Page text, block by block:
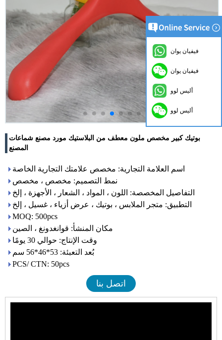
بوتيك كبير مخصص ملون معطف من البلاستيك مورد مصنع شماعات
المصنع
اسم العلامة التجارية: مخصص علامتك التجارية الخاصة
نمط التصميم: مخصص ، مخصص
التفاصيل المخصصة: اللون ، المواد ، الشعار ، الأجهزة ، إلخ
التطبيق: متجر الملابس ، بوتيك ، عرض أزياء ، غسيل ، إلخ
MOQ: 500pcs
مكان المنشأ: قوانغدونغ ، الصين
وقت الإنتاج: حوالي 30 يومًا
بُعد التعبئة: 53*46*56 سم
PCS/ CTN: 50pcs
اتصل بنا
فيفيان يوان
فيفيان يوان
أليس لوو
أليس لوو